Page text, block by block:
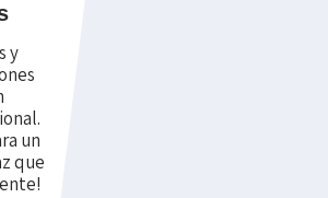
y
un
que